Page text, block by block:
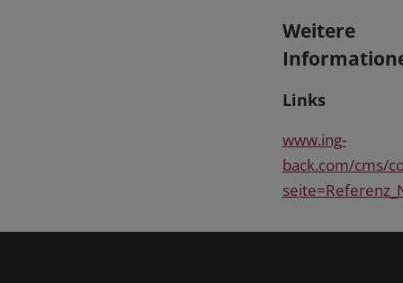
Weitere
Links
www.ing-
back.com/cms/